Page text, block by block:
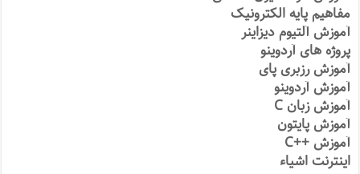
مفاهیم پایه الکترونیک
آموزش آلتیوم دیزاینر
پروژه های آردوینو
آموزش رزبری پای
آموزش آردوینو
آموزش زبان C
آموزش پایتون
آموزش ++C
اینترنت اشیاء